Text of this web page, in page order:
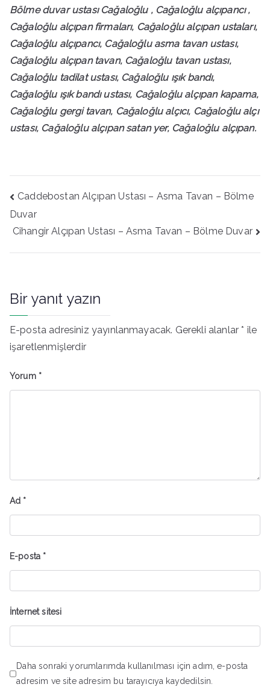
Bölme duvar ustası Cağaloğlu , Cağaloğlu alçıpancı ,
Cağaloğlu alçıpan firmaları, Cağaloğlu alçıpan ustaları,
Cağaloğlu alçıpancı, Cağaloğlu asma tavan ustası,
Cağaloğlu alçıpan tavan, Cağaloğlu tavan ustası,
Cağaloğlu tadilat ustası, Cağaloğlu ışık bandı,
Cağaloğlu ışık bandı ustası, Cağaloğlu alçıpan kapama,
Cağaloğlu gergi tavan, Cağaloğlu alçıcı, Cağaloğlu alçı
ustası, Cağaloğlu alçıpan satan yer, Cağaloğlu alçıpan.
Yazı
Caddebostan Alçıpan Ustası – Asma Tavan – Bölme
Duvar
Cihangir Alçıpan Ustası – Asma Tavan – Bölme Duvar
Bir yanıt yazın
E-posta adresiniz yayınlanmayacak. Gerekli alanlar* ile
işaretlenmişlerdir
Yorum *
Ad *
E-posta *
İnternet sitesi
Daha sonraki yorumlarımda kullanılması için adım, e-posta
adresim ve site adresim bu tarayıcıya kaydedilsin.